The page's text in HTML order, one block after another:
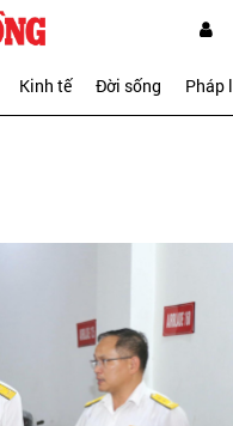
Kinh tế Đời sống Pháp